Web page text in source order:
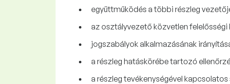
együttműködés a többi részleg
az osztályvezető közvetlen
jogszabályok alkalmazásának
a részleg hatáskörébe tartozó
a részleg tevékenységével